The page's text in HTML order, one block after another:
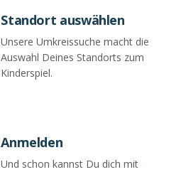
Standort auswählen
Unsere Umkreissuche macht die
Auswahl Deines Standorts zum
Kinderspiel.
Anmelden
Und schon kannst Du dich mit